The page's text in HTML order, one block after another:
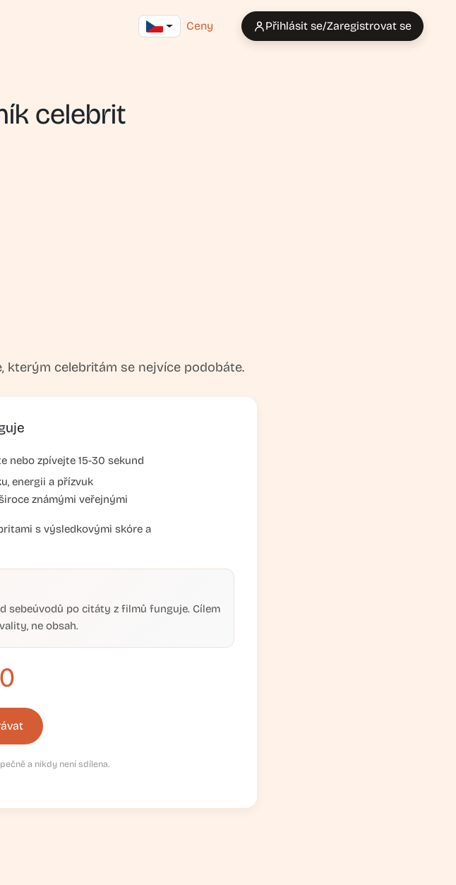
Ceny Přihlásit se/Zaregistrovat se
celebrit
kterým celebritám se nejvíce podobáte.
nebo zpívejte 15-30 sekund
energii a přízvuk
známými veřejnými
s výsledkovými skóre a
sebeúvodů po citáty z filmů funguje. Cílem
ne obsah.
a nikdy není sdílena.